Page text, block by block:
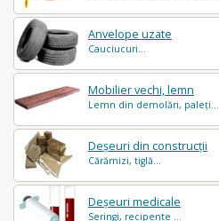
Anvelope uzate
Cauciucuri...
Mobilier vechi, lemn
Lemn din demolări, paleți...
Deșeuri din construcții
Cărămizi, tiglă...
Deșeuri medicale
Seringi, recipente ...